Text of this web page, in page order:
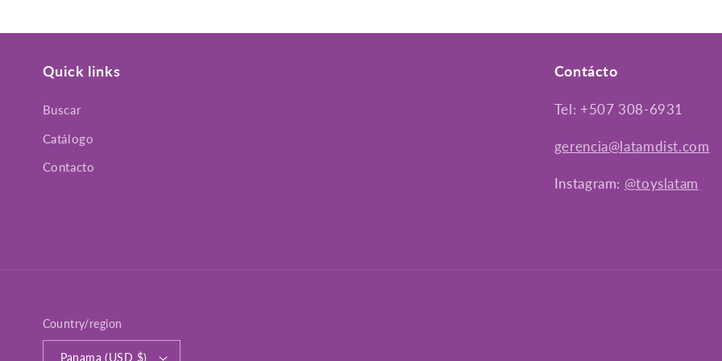
Quick links
Buscar
Catálogo
Contacto
Contácto
Tel: +507 308-6931
gerencia@latamdist.com
Instagram: @toyslatam
Country/region
Panama (USD $)